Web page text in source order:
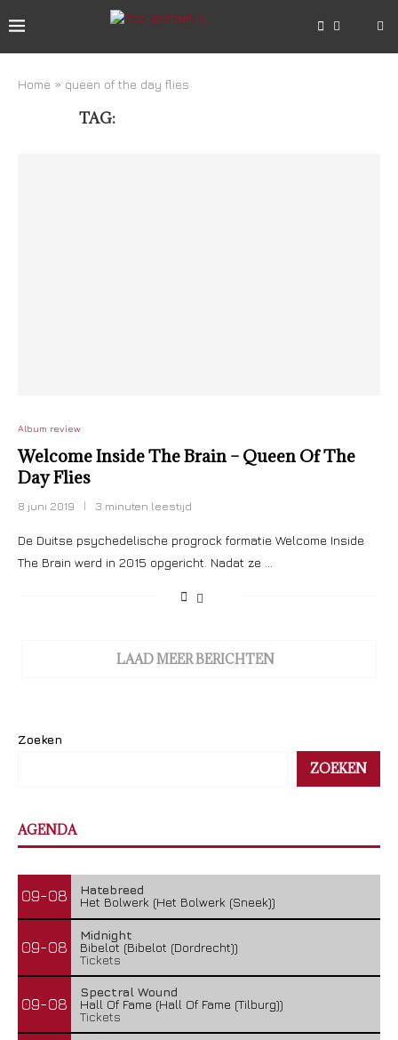
Home » queen of the day flies
TAG:
Album review
Welcome Inside The Brain – Queen Of The
Day Flies
8 juni 2019 3 minuten leestijd
De Duitse psychedelische progrock formatie Welcome Inside
The Brain werd in 2015 opgericht. Nadat ze …
LAAD MEER BERICHTEN
Zoeken
ZOEKEN
AGENDA
09-08
Hatebreed
Het Bolwerk (Het Bolwerk (Sneek))
09-08
Midnight
Bibelot (Bibelot (Dordrecht))
Tickets
09-08
Spectral Wound
Hall Of Fame (Hall Of Fame (Tilburg))
Tickets